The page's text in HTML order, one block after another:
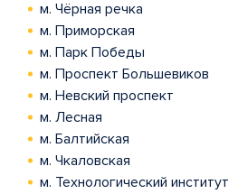
м. Чёрная речка
м. Приморская
м. Парк Победы
м. Проспект Большевиков
м. Невский проспект
м. Лесная
м. Балтийская
м. Чкаловская
м. Технологический институт